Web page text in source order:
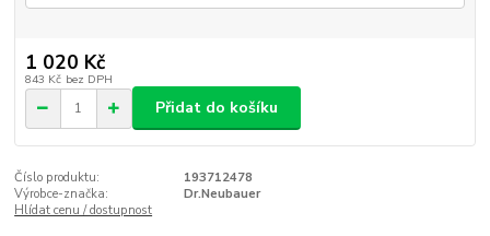
1 020 Kč
843 Kč bez DPH
Přidat do košíku
Číslo produktu:
193712478
Výrobce-značka:
Dr.Neubauer
Hlídat cenu / dostupnost